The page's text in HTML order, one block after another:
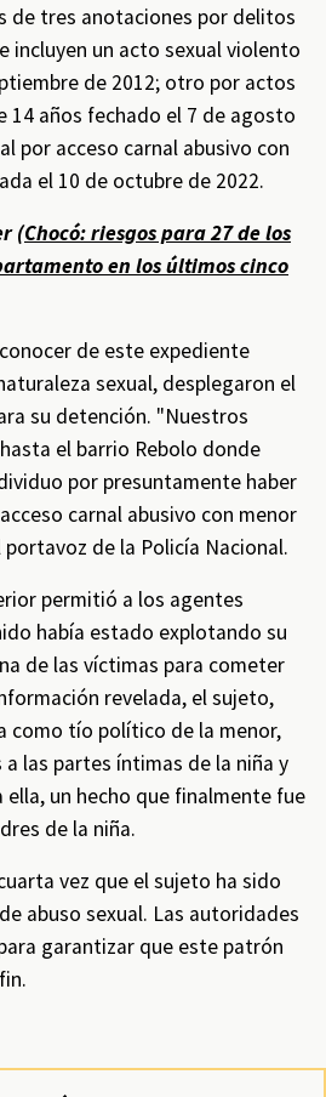
de tres anotaciones por delitos
incluyen un acto sexual violento
de 2012; otro por actos
14 años fechado el 7 de agosto
por acceso carnal abusivo con
el 10 de octubre de 2022.
(Chocó: riesgos para 27 de los
en los últimos cinco
de este expediente
sexual, desplegaron el
su detención. "Nuestros
el barrio Rebolo donde
por presuntamente haber
carnal abusivo con menor
de la Policía Nacional.
permitió a los agentes
había estado explotando su
de las víctimas para cometer
revelada, el sujeto,
como tío político de la menor,
las partes íntimas de la niña y
ella, un hecho que finalmente fue
de la niña.
vez que el sujeto ha sido
abuso sexual. Las autoridades
garantizar que este patrón